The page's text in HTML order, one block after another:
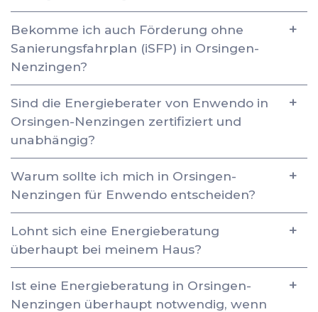
Bekomme ich auch Förderung ohne
Sanierungsfahrplan (iSFP) in Orsingen-
Nenzingen?
Sind die Energieberater von Enwendo in
Orsingen-Nenzingen zertifiziert und
unabhängig?
Warum sollte ich mich in Orsingen-
Nenzingen für Enwendo entscheiden?
Lohnt sich eine Energieberatung
überhaupt bei meinem Haus?
Ist eine Energieberatung in Orsingen-
Nenzingen überhaupt notwendig, wenn